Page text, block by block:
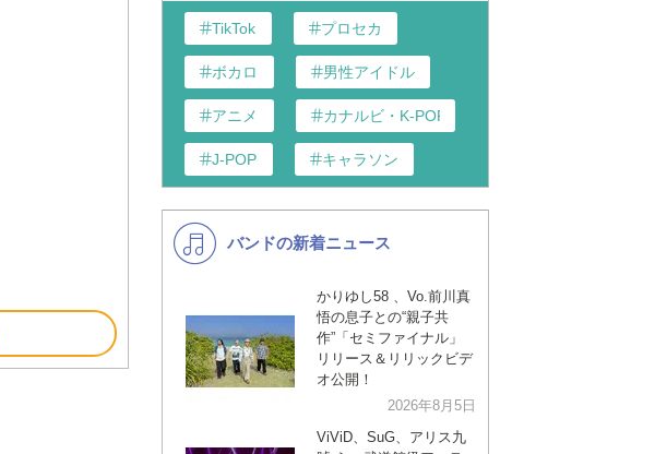
TikTok プロセカ
ボカロ 男性アイドル
アニメ カナルビ・K-POP和訳
J-POP キャラソン
K-POP 洋楽
演歌・歌謡
VTuber ジャニーズ
バンドの新着ニュース
かりゆし58 、Vo.前川真
悟の息子との“親子共
作”「セミファイナル」
リリース＆リリックビデ
オ公開！
2026年8月5日
ViViD、SuG、アリス九